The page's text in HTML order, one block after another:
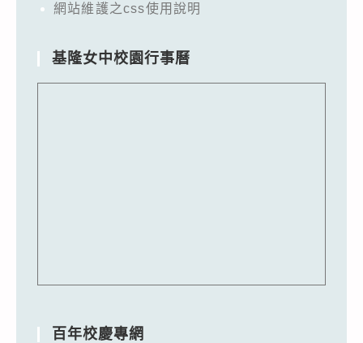
網站維護之css使用說明
基隆女中校園行事曆
百年校慶專網